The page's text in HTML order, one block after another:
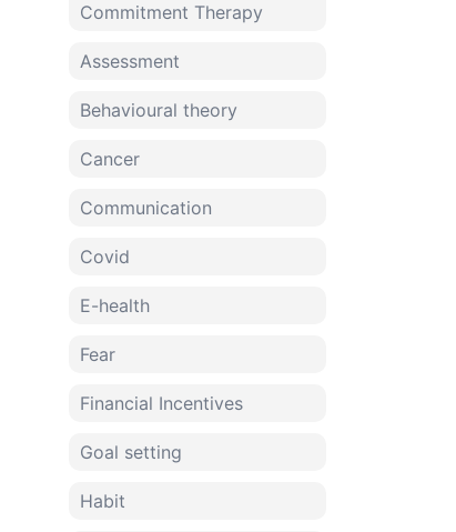
Commitment Therapy
Assessment
Behavioural theory
Cancer
Communication
Covid
E-health
Fear
Financial Incentives
Goal setting
Habit